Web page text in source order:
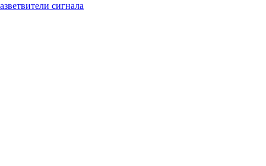
сигнала